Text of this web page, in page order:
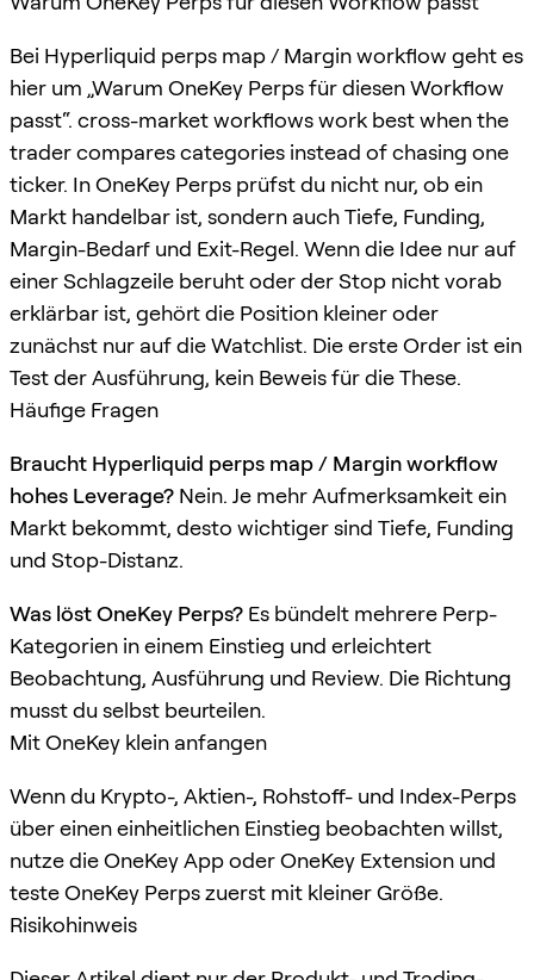
Bei Hyperliquid perps map / Margin workflow geht es
hier um „Warum OneKey Perps für diesen Workflow
passt“. cross-market workflows work best when the
trader compares categories instead of chasing one
ticker. In OneKey Perps prüfst du nicht nur, ob ein
Markt handelbar ist, sondern auch Tiefe, Funding,
Margin-Bedarf und Exit-Regel. Wenn die Idee nur auf
einer Schlagzeile beruht oder der Stop nicht vorab
erklärbar ist, gehört die Position kleiner oder
zunächst nur auf die Watchlist. Die erste Order ist ein
Test der Ausführung, kein Beweis für die These.
Häufige Fragen
Braucht Hyperliquid perps map / Margin workflow
hohes Leverage? Nein. Je mehr Aufmerksamkeit ein
Markt bekommt, desto wichtiger sind Tiefe, Funding
und Stop-Distanz.
Was löst OneKey Perps? Es bündelt mehrere Perp-
Kategorien in einem Einstieg und erleichtert
Beobachtung, Ausführung und Review. Die Richtung
musst du selbst beurteilen.
Mit OneKey klein anfangen
Wenn du Krypto-, Aktien-, Rohstoff- und Index-Perps
über einen einheitlichen Einstieg beobachten willst,
nutze die OneKey App oder OneKey Extension und
teste OneKey Perps zuerst mit kleiner Größe.
Risikohinweis